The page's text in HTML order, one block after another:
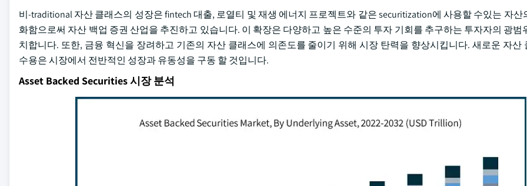
비-traditional 자산 클래스의 성장은 fintech 대출, 로열티 및 재생 에너지 프로젝트와 같은 securitization에 사용할 수있는 자산
화함으로써 자산 백업 증권 산업을 추진하고 있습니다. 이 확장은 다양하고 높은 수준의 투자 기회를 추구하는 투자자의 광범
치합니다. 또한, 금융 혁신을 장려하고 기존의 자산 클래스에 의존도를 줄이기 위해 시장 탄력을 향상시킵니다. 새로운 자산
수용은 시장에서 전반적인 성장과 유동성을 구동 할 것입니다.
Asset Backed Securities 시장 분석